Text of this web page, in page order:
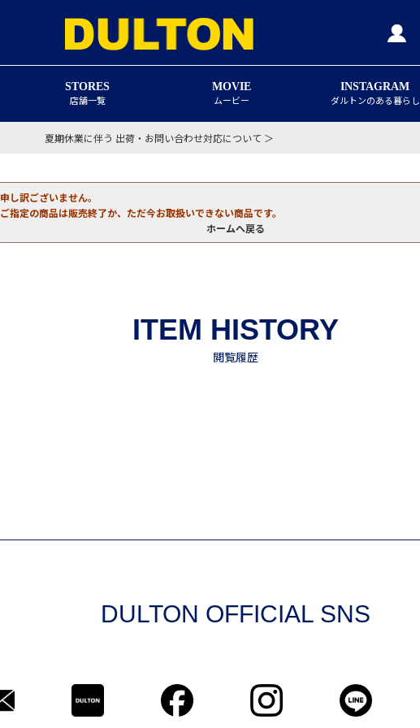
STORES
店舗一覧
MOVIE
ムービー
INSTAGRAM
ダルトンのある暮らし
夏期休業に伴う 出荷・お問い合わせ対応について ＞
申し訳ございません。
ご指定の商品は販売終了か、ただ今お取扱いできない商品です。
ホームへ戻る
DULTON OFFICIAL SNS